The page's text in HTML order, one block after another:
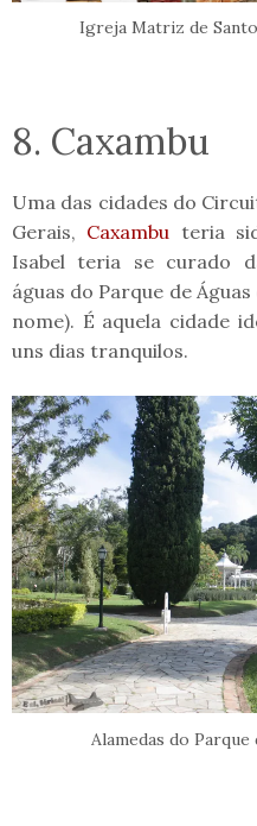
Igreja Matriz de
8. Caxambu
Uma das cidades do
Gerais, Caxambu teria
Isabel teria se curado
águas do Parque de
nome). É aquela cidade
uns dias tranquilos.
Alamedas do Parque